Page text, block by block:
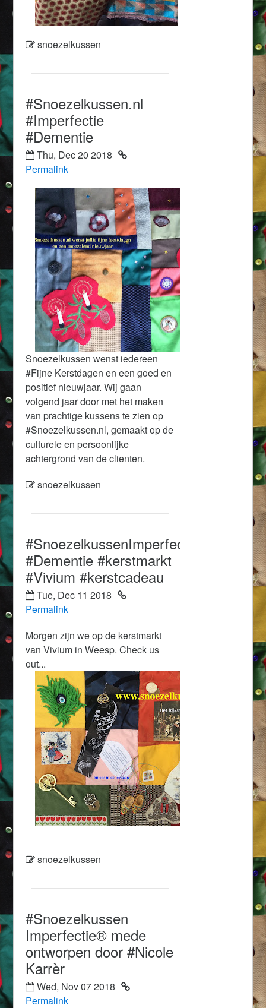
snoezelkussen
#Snoezelkussen.nl
#Imperfectie
#Dementie
Thu, Dec 20 2018
Permalink
Snoezelkussen wenst iedereen
#Fijne Kerstdagen en een goed en
positief nieuwjaar. Wij gaan
volgend jaar door met het maken
van prachtige kussens te zien op
#Snoezelkussen.nl, gemaakt op de
culturele en persoonlijke
achtergrond van de clienten.
snoezelkussen
#SnoezelkussenImperfectie
#Dementie #kerstmarkt
#Vivium #kerstcadeau
Tue, Dec 11 2018
Permalink
Morgen zijn we op de kerstmarkt
van Vivium in Weesp. Check us
out...
snoezelkussen
#Snoezelkussen
Imperfectie® mede
ontworpen door #Nicole
Karrèr
Wed, Nov 07 2018
Permalink